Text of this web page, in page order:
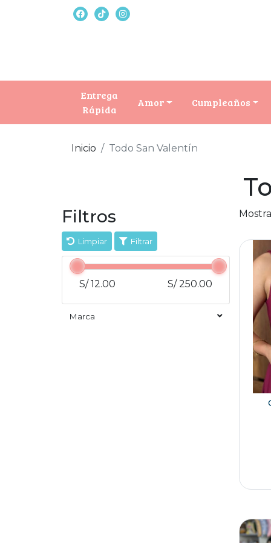
Entrega
Rápida
Amor Cumpleaños
Inicio Todo San Valentín
Filtros
Limpiar Filtrar
S/ 12.00 S/ 250.00
Marca